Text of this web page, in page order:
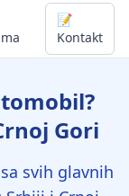
📝
Kontakt
Gori
svih glavnih